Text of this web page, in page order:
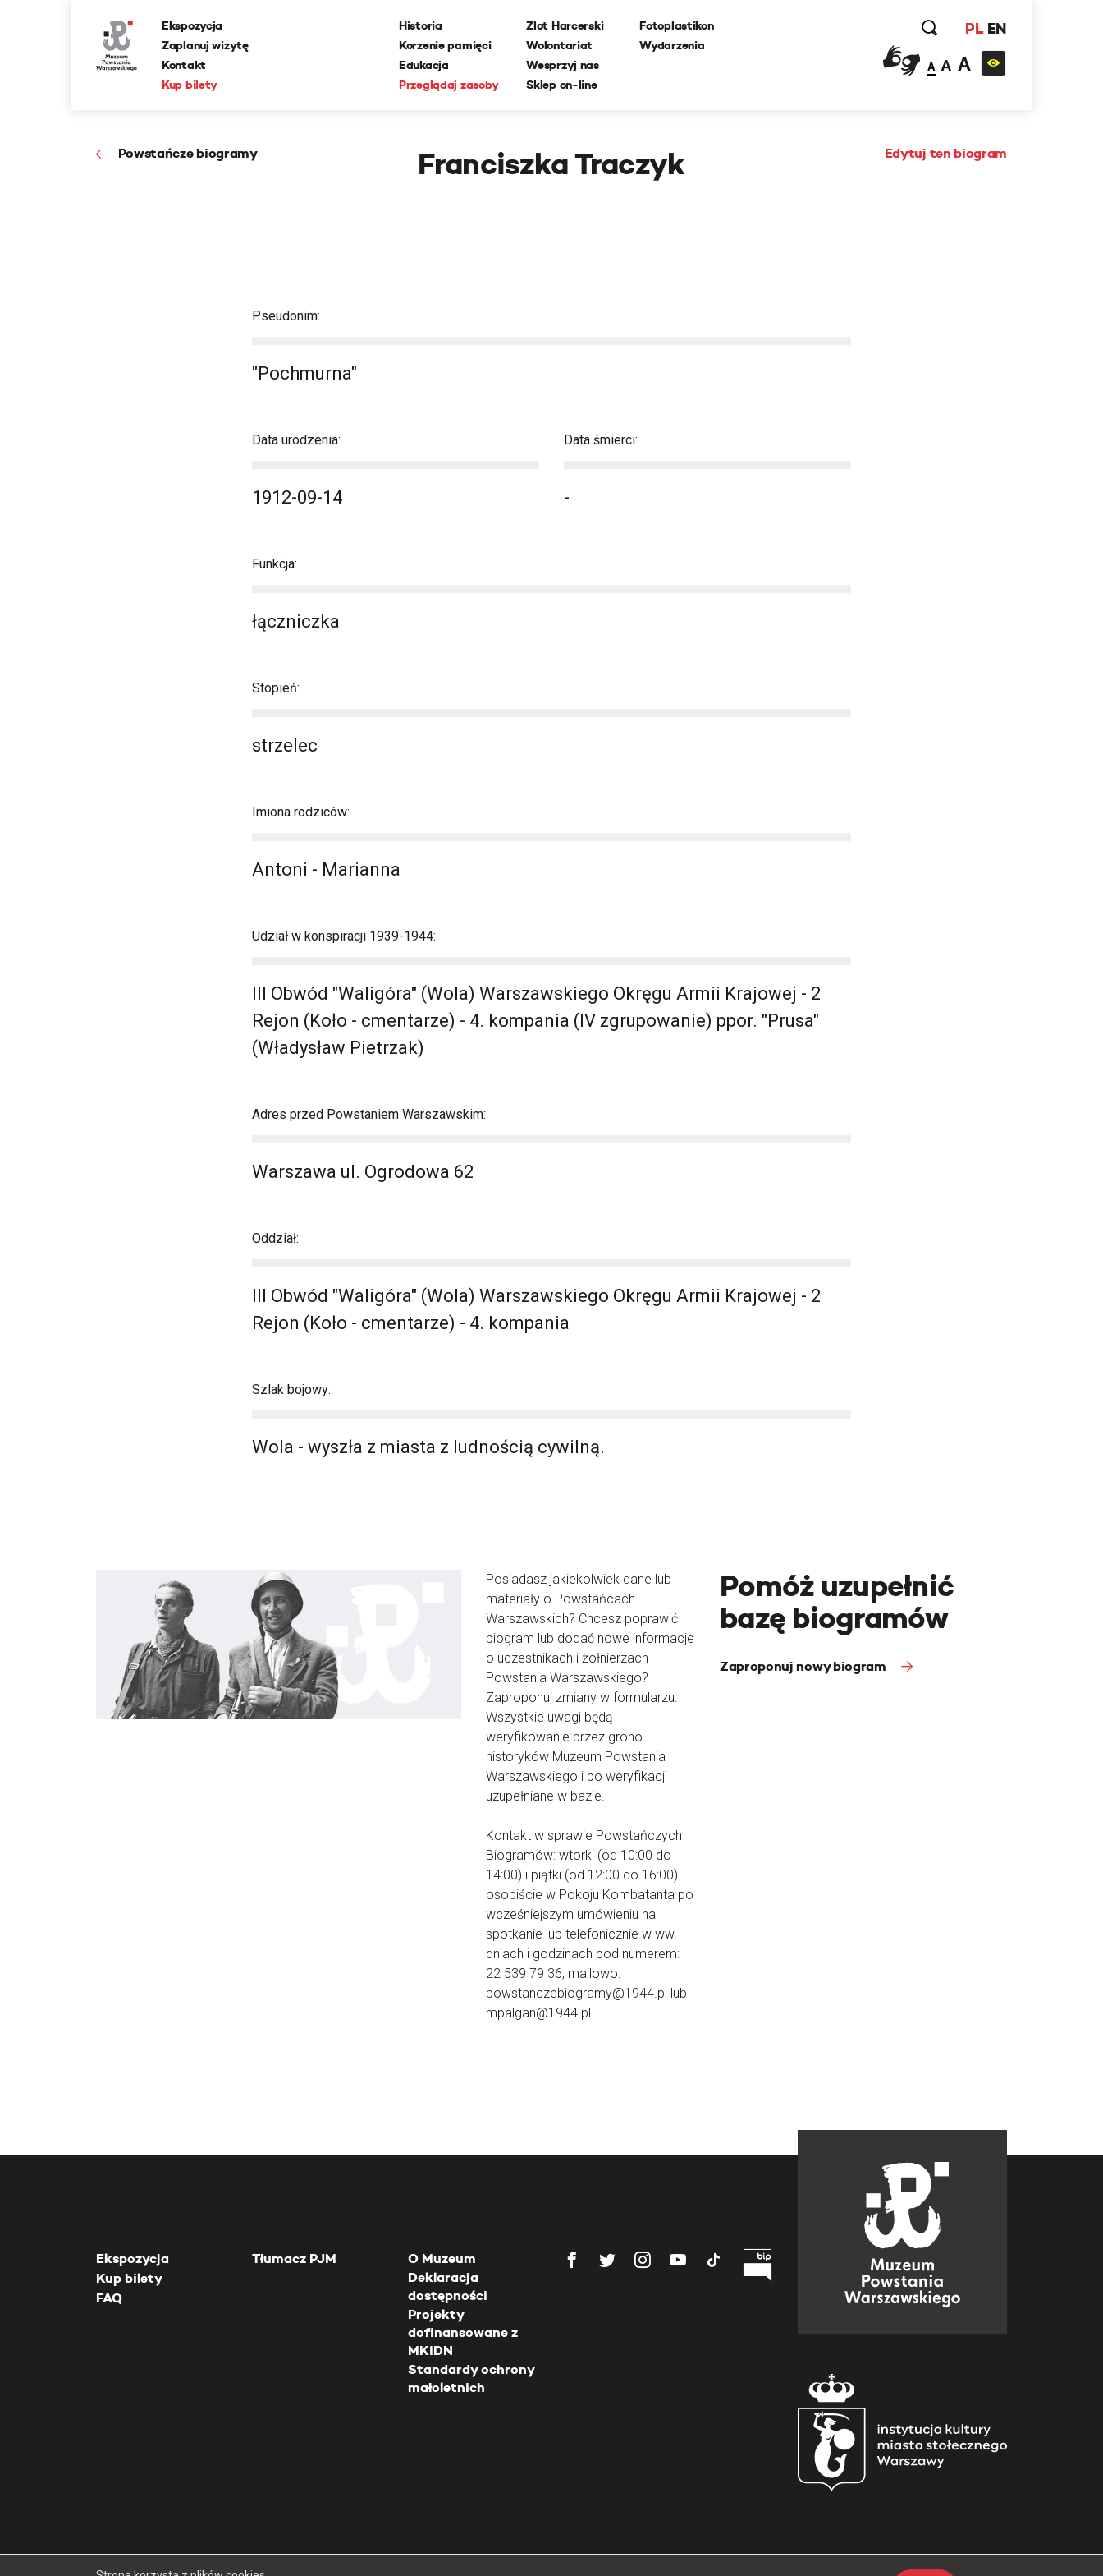
Ekspozycja
Zaplanuj wizytę
Kontakt
Kup bilety
Historia
Korzenie pamięci
Edukacja
Przeglądaj zasoby
Zlot Harcerski
Wolontariat
Wesprzyj nas
Sklep on-line
Fotoplastikon
Wydarzenia
PL EN
A A A
Powstańcze biogramy Edytuj ten biogram
Franciszka Traczyk
Pseudonim:
"Pochmurna"
Data urodzenia:
1912-09-14
Data śmierci:
-
Funkcja:
łączniczka
Stopień:
strzelec
Imiona rodziców:
Antoni - Marianna
Udział w konspiracji 1939-1944:
III Obwód "Waligóra" (Wola) Warszawskiego Okręgu Armii Krajowej - 2
Rejon (Koło - cmentarze) - 4. kompania (IV zgrupowanie) ppor. "Prusa"
(Władysław Pietrzak)
Adres przed Powstaniem Warszawskim:
Warszawa ul. Ogrodowa 62
Oddział:
III Obwód "Waligóra" (Wola) Warszawskiego Okręgu Armii Krajowej - 2
Rejon (Koło - cmentarze) - 4. kompania
Szlak bojowy:
Wola - wyszła z miasta z ludnością cywilną.
Posiadasz jakiekolwiek dane lub
materiały o Powstańcach
Warszawskich? Chcesz poprawić
biogram lub dodać nowe informacje
o uczestnikach i żołnierzach
Powstania Warszawskiego?
Zaproponuj zmiany w formularzu.
Wszystkie uwagi będą
weryfikowanie przez grono
historyków Muzeum Powstania
Warszawskiego i po weryfikacji
uzupełniane w bazie.
Kontakt w sprawie Powstańczych
Biogramów: wtorki (od 10:00 do
14:00) i piątki (od 12:00 do 16:00)
osobiście w Pokoju Kombatanta po
wcześniejszym umówieniu na
spotkanie lub telefonicznie w ww.
dniach i godzinach pod numerem:
22 539 79 36, mailowo:
powstanczebiogramy@1944.pl lub
mpalgan@1944.pl
Pomóż uzupełnić
bazę biogramów
Zaproponuj nowy biogram
Ekspozycja
Kup bilety
FAQ
Tłumacz PJM
O Muzeum
Deklaracja
dostępności
Projekty
dofinansowane z
MKiDN
Standardy ochrony
małoletnich